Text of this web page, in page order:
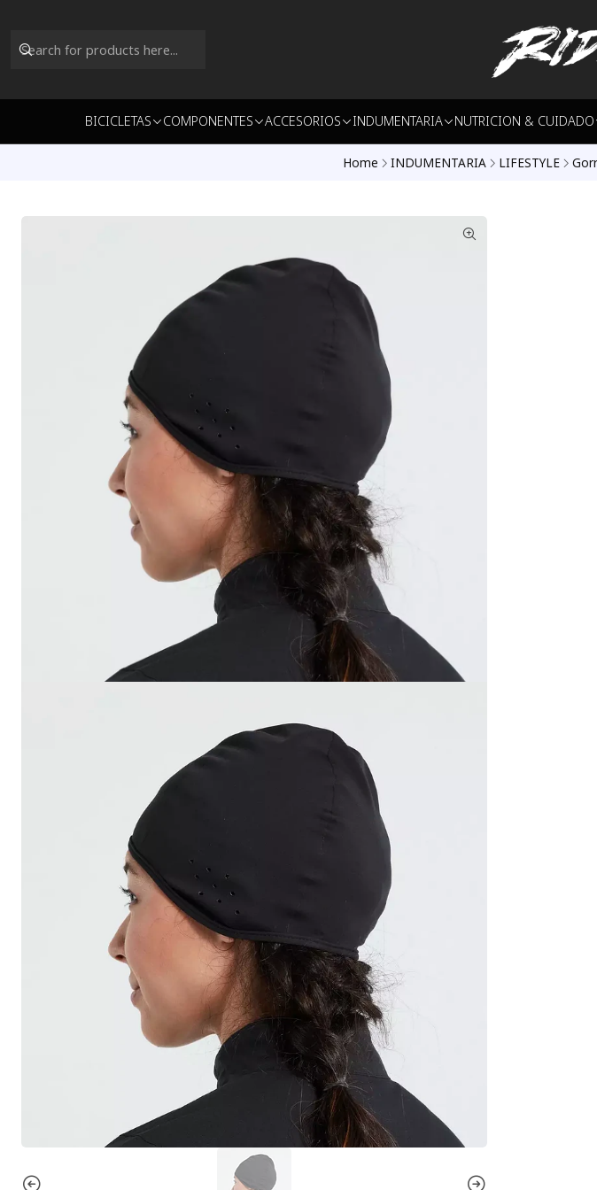
BICICLETAS COMPONENTES ACCESORIOS INDUMENTARIA NUTRICION & CUIDADO
Home INDUMENTARIA LIFESTYLE